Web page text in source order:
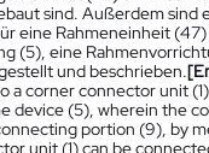
sind. Außerdem sind
eine Rahmeneinheit
(5), eine
und beschrieben.
a corner connector unit
device (5), wherein the
portion (9), by
unit (1) can be